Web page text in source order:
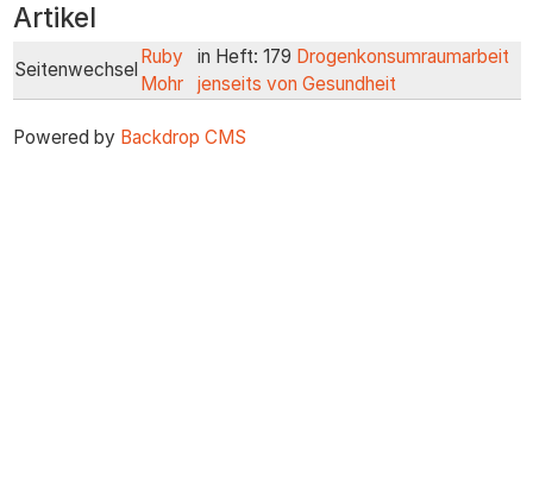
Artikel
Seitenwechsel
Ruby
Mohr
in Heft: 179 Drogenkonsumraumarbeit
jenseits von Gesundheit
Powered by Backdrop CMS